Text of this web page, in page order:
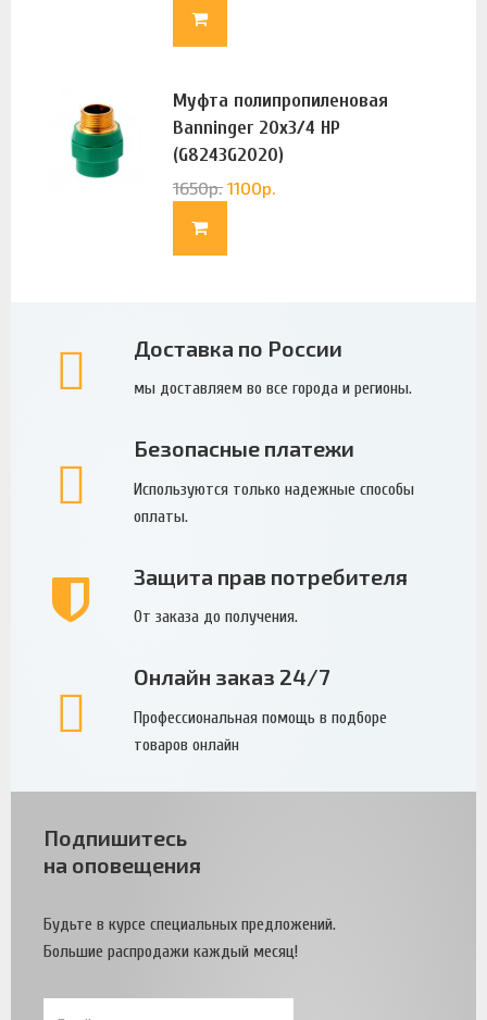
Муфта полипропиленовая
Banninger 20х3/4 НР
(G8243G2020)
1650р. 1100р.
Доставка по России
мы доставляем во все города и регионы.
Безопасные платежи
Используются только надежные способы
оплаты.
Защита прав потребителя
От заказа до получения.
Онлайн заказ 24/7
Профессиональная помощь в подборе
товаров онлайн
Подпишитесь
на оповещения
Будьте в курсе специальных предложений.
Большие распродажи каждый месяц!